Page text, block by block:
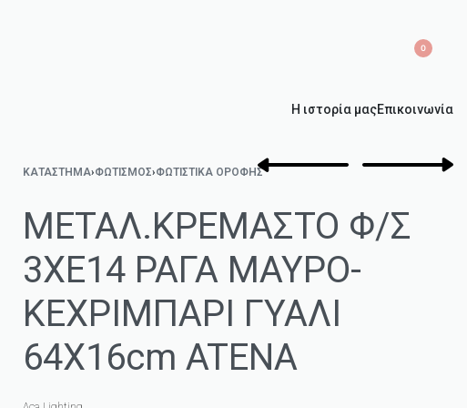
0
Η ιστορία μαςΕπικοινωνία
ΚΑΤΑΣΤΗΜΑ›ΦΩΤΙΣΜΌΣ›ΦΩΤΙΣΤΙΚΆ ΟΡΟΦΉΣ
ΜΕΤΑΛ.ΚΡΕΜΑΣΤΟ Φ/Σ
3ΧΕ14 ΡΑΓΑ ΜΑΥΡΟ-
ΚΕΧΡΙΜΠΑΡΙ ΓΥΑΛΙ
64Χ16cm ATENA